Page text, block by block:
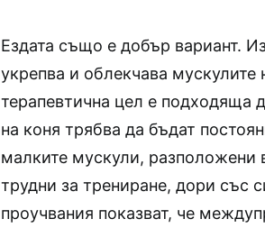
Ездата също е добър вариант.
укрепва и облекчава мускулите
терапевтична цел е подходяща
на коня трябва да бъдат
малките мускули, разположени
трудни за трениране, дори със
проучвания показват, че